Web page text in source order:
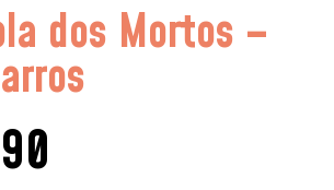
dos Mortos –